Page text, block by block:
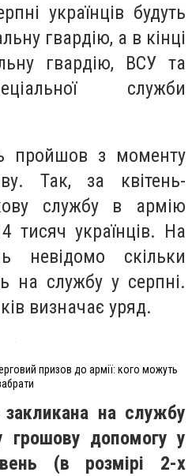
українців будуть
гвардію, а в кінці
гвардію, ВСУ та
служби
пройшов з моменту
Так, за квітень-
службу в армію
тисяч українців. На
невідомо скільки
на службу у серпні.
визначає уряд.
призов до армії: кого можуть
на службу
грошову допомогу у
(в розмірі 2-х